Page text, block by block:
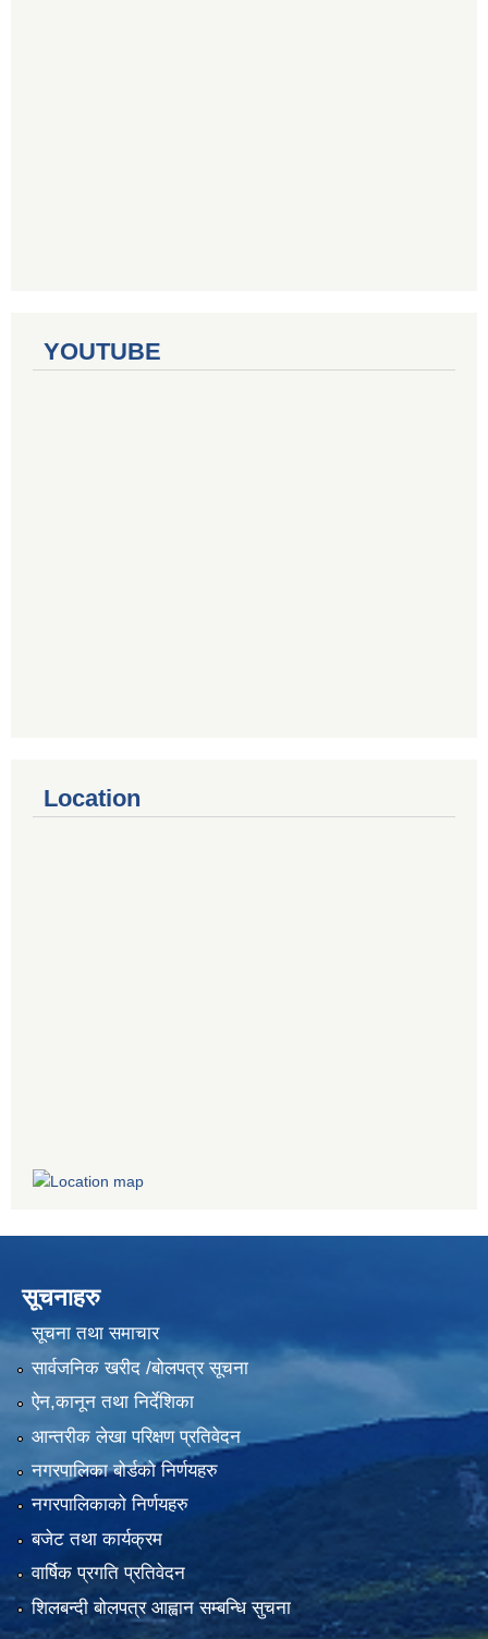
YOUTUBE
Location
सूचनाहरु
सूचना तथा समाचार
सार्वजनिक खरीद /बोलपत्र सूचना
ऐन,कानून तथा निर्देशिका
आन्तरीक लेखा परिक्षण प्रतिवेदन
नगरपालिका बोर्डको निर्णयहरु
नगरपालिकाको निर्णयहरु
बजेट तथा कार्यक्रम
वार्षिक प्रगति प्रतिवेदन
शिलबन्दी बोलपत्र आह्वान सम्बन्धि सुचना